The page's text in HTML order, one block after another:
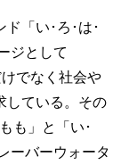
「い･ろ･は･
ジとして
でなく社会や
している。その
も」と「い･
ーバーウォータ